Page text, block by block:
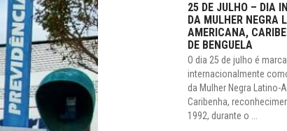
25 DE JULHO – DIA
DA MULHER NEGRA
AMERICANA,
DE BENGUELA
O dia 25 de julho é
internacionalmente
da Mulher Negra Latino-
Caribenha,
1992, durante o ...